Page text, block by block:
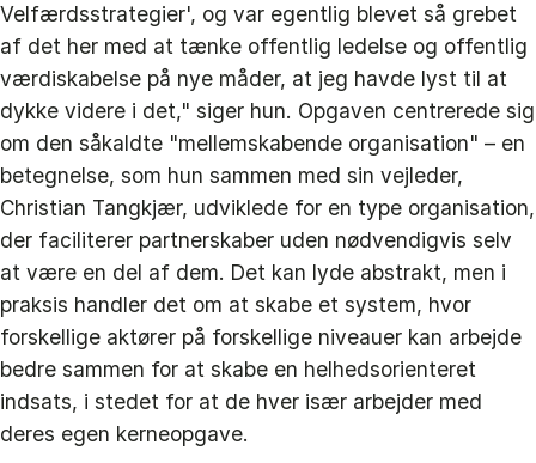
Velfærdsstrategier', og var egentlig blevet så grebet
af det her med at tænke offentlig ledelse og offentlig
værdiskabelse på nye måder, at jeg havde lyst til at
dykke videre i det," siger hun. Opgaven centrerede sig
om den såkaldte "mellemskabende organisation" – en
betegnelse, som hun sammen med sin vejleder,
Christian Tangkjær, udviklede for en type organisation,
der faciliterer partnerskaber uden nødvendigvis selv
at være en del af dem. Det kan lyde abstrakt, men i
praksis handler det om at skabe et system, hvor
forskellige aktører på forskellige niveauer kan arbejde
bedre sammen for at skabe en helhedsorienteret
indsats, i stedet for at de hver især arbejder med
deres egen kerneopgave.